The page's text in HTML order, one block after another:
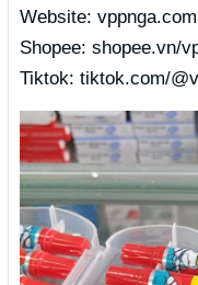
Website: vppnga.com
Shopee: shopee.vn/
Tiktok: tiktok.com/